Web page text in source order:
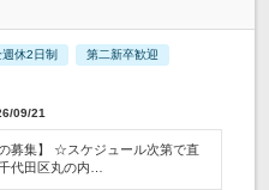
休2日制 第二新卒歓迎
09/21
募集】 ☆スケジュール次第で直
代田区丸の内…